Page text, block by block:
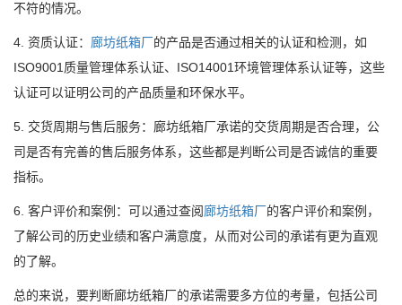
不符的情况。
4. 资质认证： 廊坊纸箱厂的产品是否通过相关的认证和检测，如
ISO9001质量管理体系认证、ISO14001环境管理体系认证等，这些
认证可以证明公司的产品质量和环保水平。
5. 交货周期与售后服务：廊坊纸箱厂承诺的交货周期是否合理，公
司是否有完善的售后服务体系，这些都是判断公司是否诚信的重要
指标。
6. 客户评价和案例：可以通过查阅廊坊纸箱厂的客户评价和案例，
了解公司的历史业绩和客户满意度，从而对公司的承诺有更为直观
的了解。
总的来说，要判断廊坊纸箱厂的承诺需要多方位的考量，包括公司